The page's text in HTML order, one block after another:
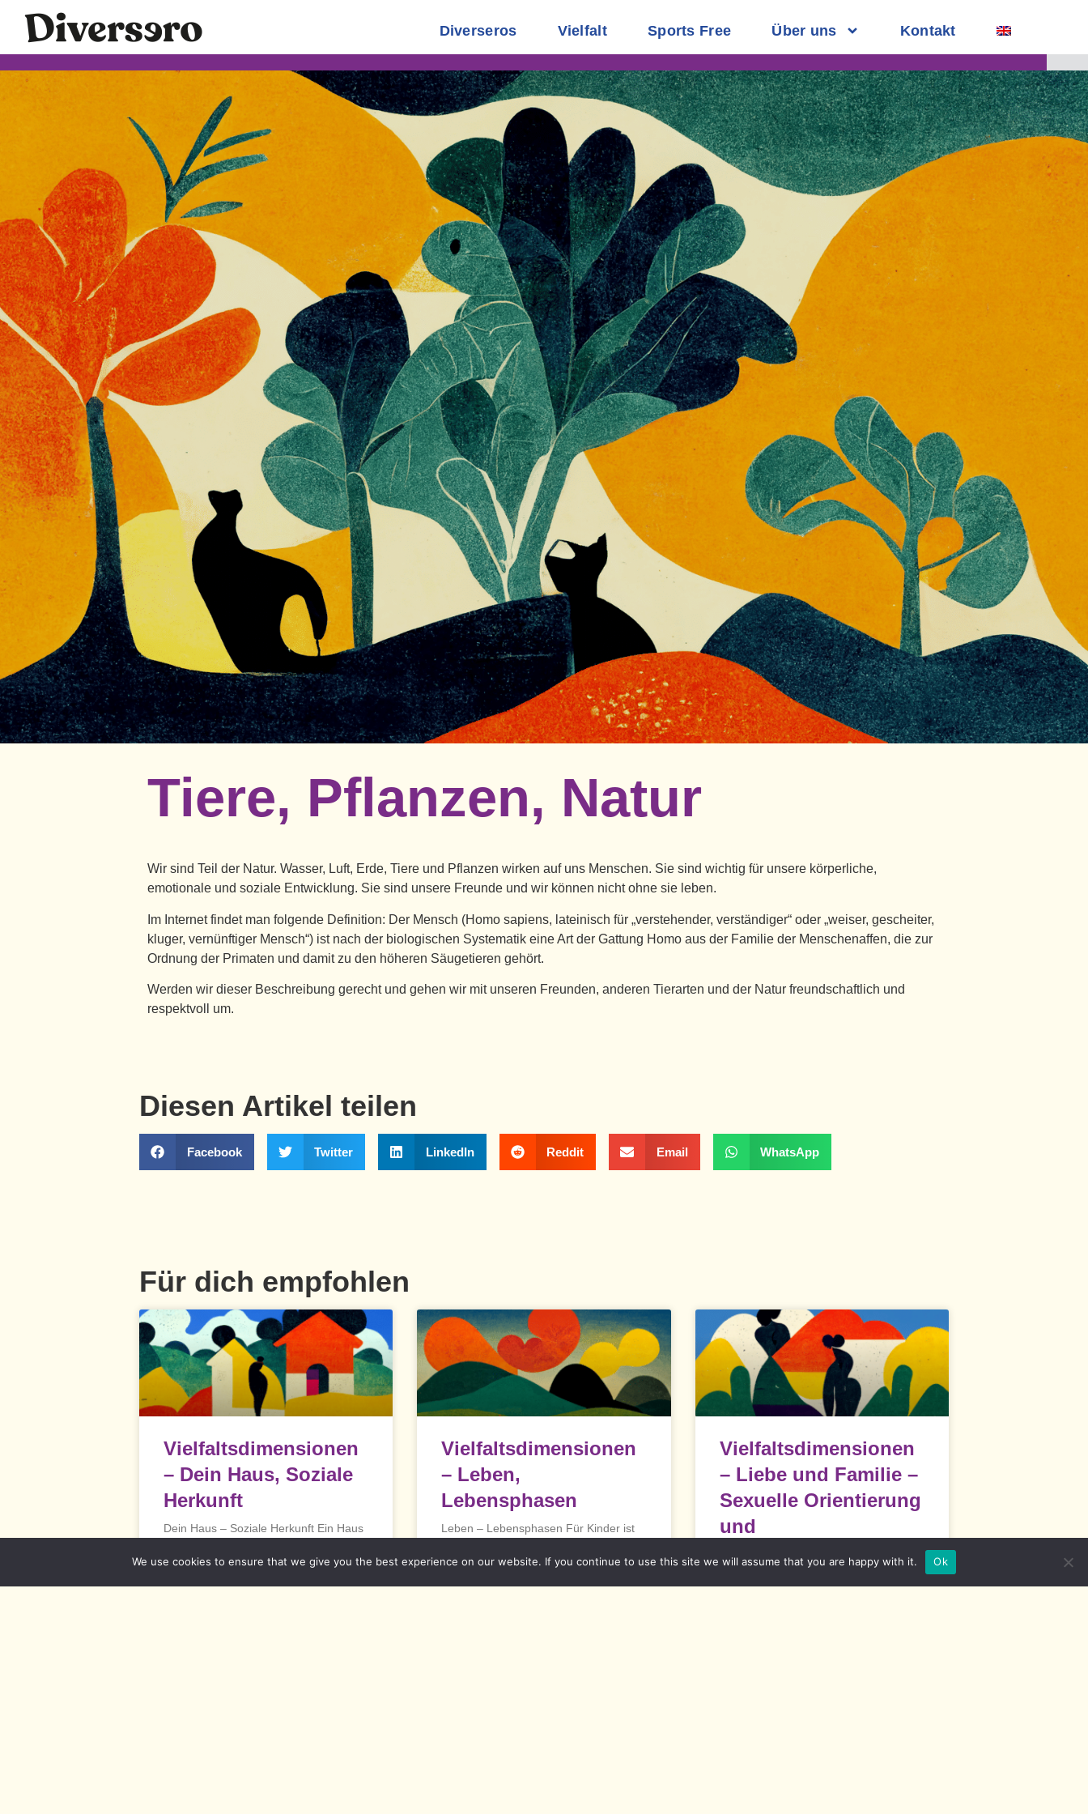
Diverseros Vielfalt Sports Free Über uns Kontakt
Tiere, Pflanzen, Natur
Wir sind Teil der Natur. Wasser, Luft, Erde, Tiere und Pflanzen wirken auf uns Menschen. Sie sind wichtig für unsere körperliche,
emotionale und soziale Entwicklung. Sie sind unsere Freunde und wir können nicht ohne sie leben.
Im Internet findet man folgende Definition: Der Mensch (Homo sapiens, lateinisch für „verstehender, verständiger“ oder „weiser, gescheiter,
kluger, vernünftiger Mensch“) ist nach der biologischen Systematik eine Art der Gattung Homo aus der Familie der Menschenaffen, die zur
Ordnung der Primaten und damit zu den höheren Säugetieren gehört.
Werden wir dieser Beschreibung gerecht und gehen wir mit unseren Freunden, anderen Tierarten und der Natur freundschaftlich und
respektvoll um.
Diesen Artikel teilen
Facebook Twitter LinkedIn Reddit Email WhatsApp
Für dich empfohlen
Vielfaltsdimensionen
– Dein Haus, Soziale
Herkunft
Dein Haus – Soziale Herkunft Ein Haus
Noch ein Haus
Vielfaltsdimensionen
– Leben,
Lebensphasen
Leben – Lebensphasen Für Kinder ist
bewegen oder auch
Vielfaltsdimensionen
– Liebe und Familie –
Sexuelle Orientierung
und
Geschlechtsidentitäten
We use cookies to ensure that we give you the best experience on our website. If you continue to use this site we will assume that you are happy with it. Ok